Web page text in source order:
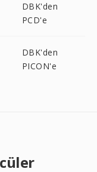
DBK'den
PCD'e
DBK'den
PICON'e